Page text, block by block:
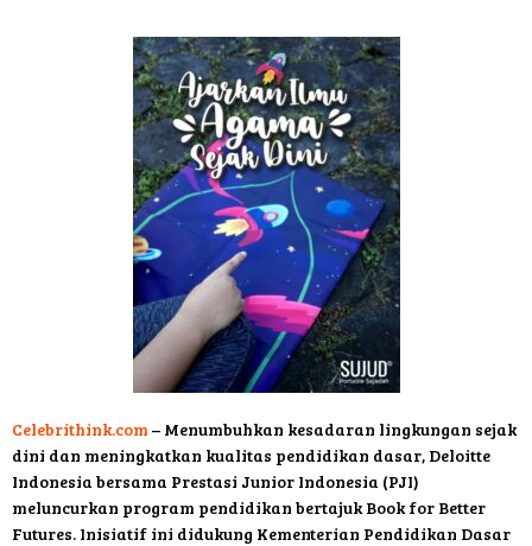
Celebrithink.com – Menumbuhkan kesadaran lingkungan sejak
dini dan meningkatkan kualitas pendidikan dasar, Deloitte
Indonesia bersama Prestasi Junior Indonesia (PJI)
meluncurkan program pendidikan bertajuk Book for Better
Futures. Inisiatif ini didukung Kementerian Pendidikan Dasar